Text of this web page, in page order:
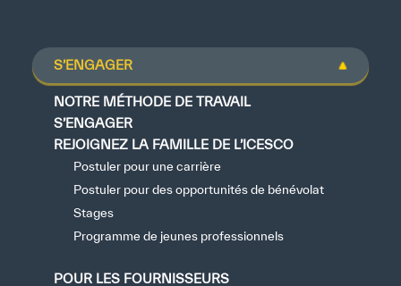
S’ENGAGER
NOTRE MÉTHODE DE TRAVAIL
S’ENGAGER
REJOIGNEZ LA FAMILLE DE L’ICESCO
Postuler pour une carrière
Postuler pour des opportunités de bénévolat
Stages
Programme de jeunes professionnels
POUR LES FOURNISSEURS